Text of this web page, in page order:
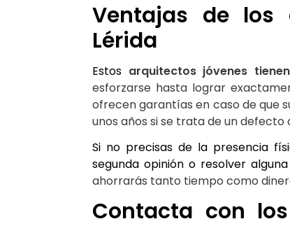
Ventajas de los
Lérida
Estos arquitectos jóvenes
esforzarse hasta lograr
ofrecen garantías en caso de que
unos años si se trata de un
Si no precisas de la presencia
segunda opinión o resolver
ahorrarás tanto tiempo como
Contacta con